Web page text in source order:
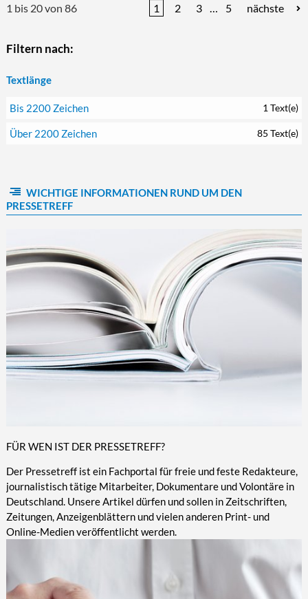
1 bis 20 von 86 1 2 3 … 5 nächste
Filtern nach:
Textlänge
Bis 2200 Zeichen 1 Text(e)
Über 2200 Zeichen 85 Text(e)
WICHTIGE INFORMATIONEN RUND UM DEN
PRESSETREFF
FÜR WEN IST DER PRESSETREFF?
Der Pressetreff ist ein Fachportal für freie und feste Redakteure,
journalistisch tätige Mitarbeiter, Dokumentare und Volontäre in
Deutschland. Unsere Artikel dürfen und sollen in Zeitschriften,
Zeitungen, Anzeigenblättern und vielen anderen Print- und
Online-Medien veröffentlicht werden.